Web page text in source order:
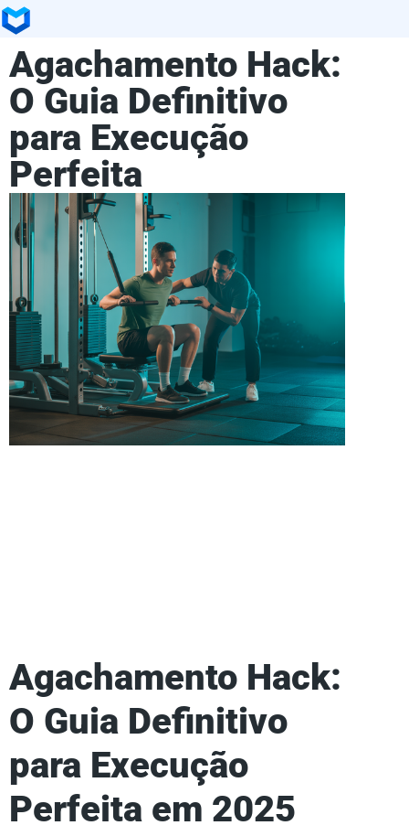
Agachamento Hack:
O Guia Definitivo
para Execução
Perfeita
Agachamento Hack:
O Guia Definitivo
para Execução
Perfeita em 2025